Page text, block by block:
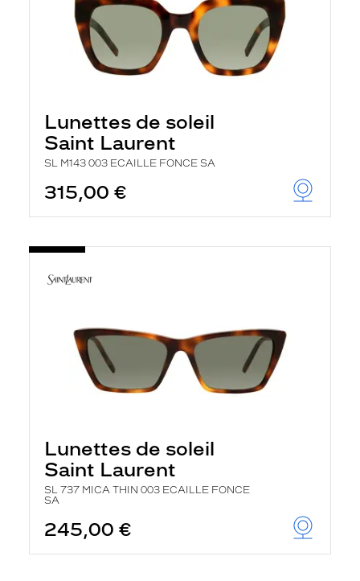
Lunettes de soleil
Saint Laurent
SL M143 003 ECAILLE FONCE SA
315,00 €
Lunettes de soleil
Saint Laurent
SL 737 MICA THIN 003 ECAILLE FONCE
SA
245,00 €